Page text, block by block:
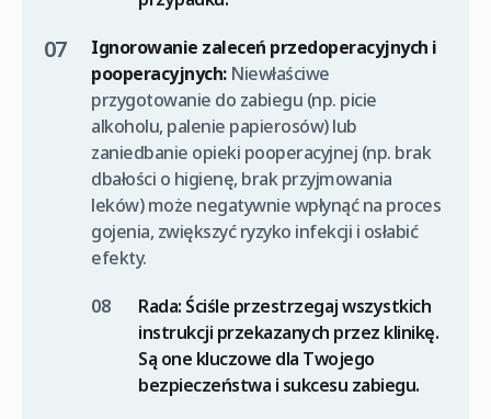
Ignorowanie zaleceń przedoperacyjnych i
pooperacyjnych:Niewłaściwe
przygotowanie do zabiegu (np. picie
alkoholu, palenie papierosów) lub
zaniedbanie opieki pooperacyjnej (np. brak
dbałości o higienę, brak przyjmowania
leków) może negatywnie wpłynąć na proces
gojenia, zwiększyć ryzyko infekcji i osłabić
efekty.
Rada: Ściśle przestrzegaj wszystkich
instrukcji przekazanych przez klinikę.
Są one kluczowe dla Twojego
bezpieczeństwa i sukcesu zabiegu.